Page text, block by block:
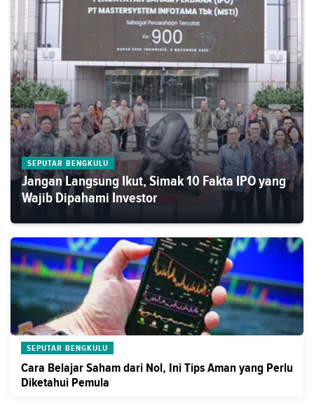
SEPUTAR BENGKULU
Jangan Langsung Ikut, Simak 10 Fakta IPO yang
Wajib Dipahami Investor
SEPUTAR BENGKULU
Cara Belajar Saham dari Nol, Ini Tips Aman yang Perlu
Diketahui Pemula